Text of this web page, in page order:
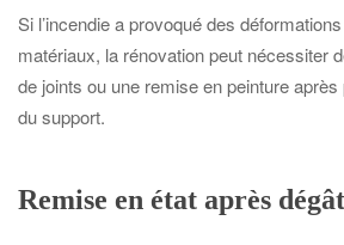
Si l’incendie a provoqué des
matériaux, la rénovation peut nécessiter
de joints ou une remise en peinture
du support.
Remise en état après